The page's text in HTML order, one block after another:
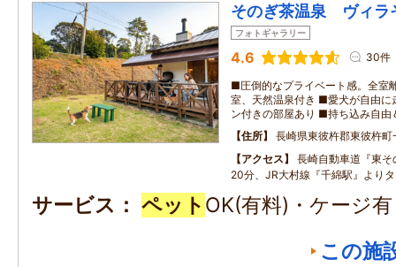
そのぎ茶温泉 ヴィラ
フォトギャラリー
4.6 30件
■圧倒的なプライベート感。全室
室、天然温泉付き ■愛犬が自由に
ン付きの部屋あり ■持ち込み自
住所
長崎県東彼杵郡東彼杵
アクセス
長崎自動車道『東
20分、JR大村線『千綿駅』より
サービス ペット OK(有料)・ケージ
この施